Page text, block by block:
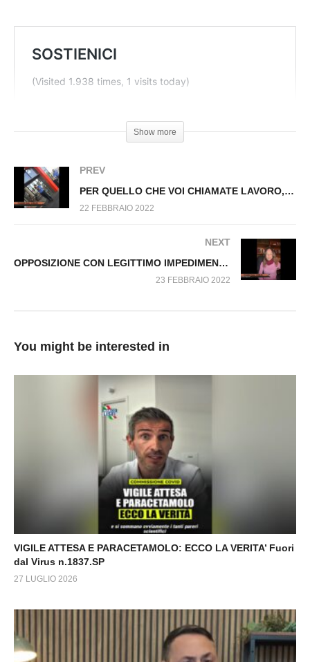
Virus n.059.SP
Show more
PREV
PER QUELLO CHE VOI CHIAMATE LAVORO, NON CI VOGLIO RIMETTERE LA MIA DIGNITA’. Fuori dal virus n.061.SP
22 FEBBRAIO 2022
NEXT
OPPOSIZIONE CON LEGITTIMO IMPEDIMENTO. Fuori dal Virus n.063.SP
23 FEBBRAIO 2022
You might be interested in
VIGILE ATTESA E PARACETAMOLO: ECCO LA VERITA’ Fuori
dal Virus n.1837.SP
27 LUGLIO 2026